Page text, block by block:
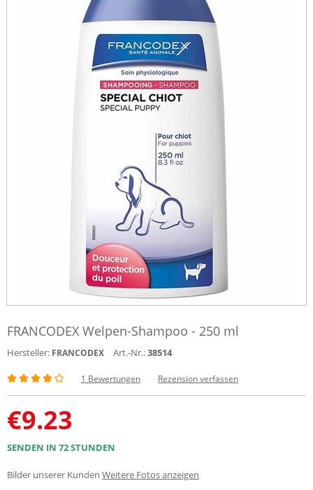
FRANCODEX Welpen-Shampoo - 250 ml
Hersteller: FRANCODEX Art.-Nr.:38514
1 Bewertungen Rezension verfassen
€9.23
SENDEN IN 72 STUNDEN
Bilder unserer Kunden Weitere Fotos anzeigen